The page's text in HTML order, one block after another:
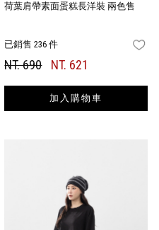
FAVORITES
荷葉肩帶素面蛋糕長洋裝 兩色售
已銷售 236 件
NT. 690 NT. 621
加入購物車